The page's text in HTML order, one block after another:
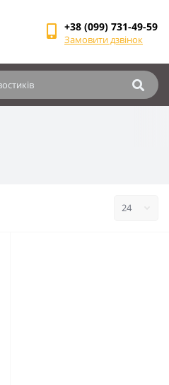
+38 (099) 731-49-59
Замовити дзвінок